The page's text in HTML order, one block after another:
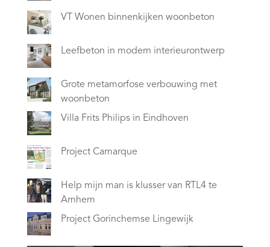
VT Wonen binnenkijken woonbeton
Leefbeton in modern interieurontwerp
Grote metamorfose verbouwing met
woonbeton
Villa Frits Philips in Eindhoven
Project Camarque
Help mijn man is klusser van RTL4 te
Arnhem
Project Gorinchemse Lingewijk